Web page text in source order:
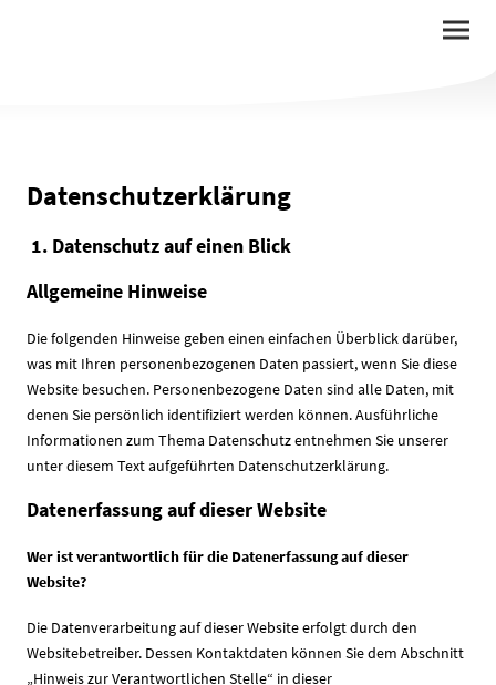
Datenschutzerklärung
1. Datenschutz auf einen Blick
Allgemeine Hinweise
Die folgenden Hinweise geben einen einfachen Überblick darüber,
was mit Ihren personenbezogenen Daten passiert, wenn Sie diese
Website besuchen. Personenbezogene Daten sind alle Daten, mit
denen Sie persönlich identifiziert werden können. Ausführliche
Informationen zum Thema Datenschutz entnehmen Sie unserer
unter diesem Text aufgeführten Datenschutzerklärung.
Datenerfassung auf dieser Website
Wer ist verantwortlich für die Datenerfassung auf dieser
Website?
Die Datenverarbeitung auf dieser Website erfolgt durch den
Websitebetreiber. Dessen Kontaktdaten können Sie dem Abschnitt
„Hinweis zur Verantwortlichen Stelle“ in dieser